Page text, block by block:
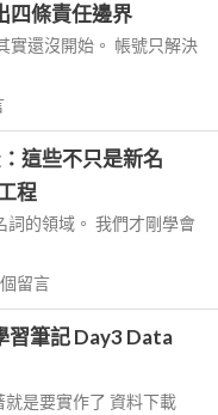
四條責任邊界
實還沒開始。 帳號只解決
這些不只是新名
程
的領域。 我們才剛學會
個留言
習筆記 Day3 Data
是要實作了 資料下載